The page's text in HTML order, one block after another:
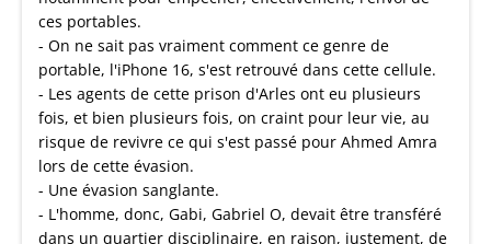
ces portables.
- On ne sait pas vraiment comment ce genre de
portable, l'iPhone 16, s'est retrouvé dans cette cellule.
- Les agents de cette prison d'Arles ont eu plusieurs
fois, et bien plusieurs fois, on craint pour leur vie, au
risque de revivre ce qui s'est passé pour Ahmed Amra
lors de cette évasion.
- Une évasion sanglante.
- L'homme, donc, Gabi, Gabriel O, devait être transféré
dans un quartier disciplinaire, en raison, justement, de